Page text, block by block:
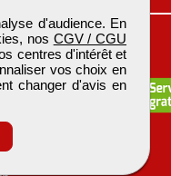
d'audience. En
nos CGV / CGU
centres d'intérêt et
vos choix en
changer d'avis en